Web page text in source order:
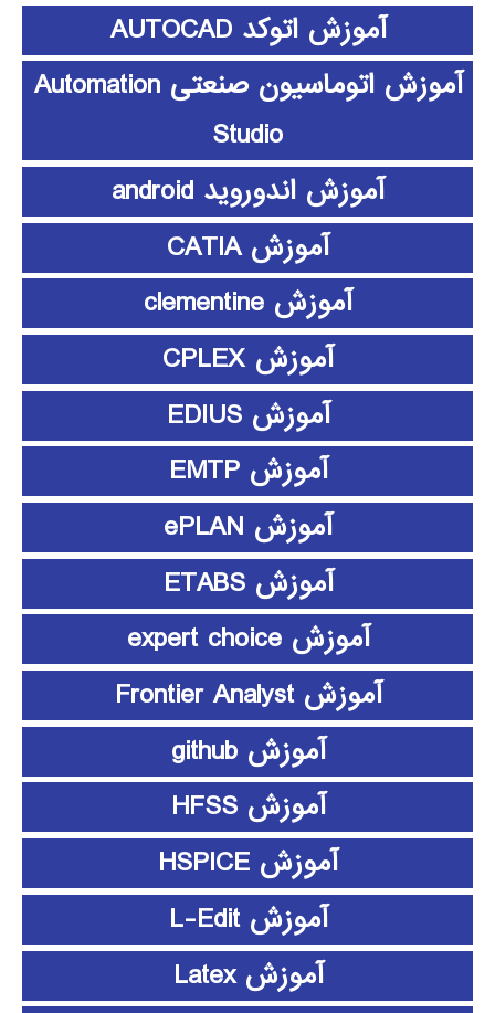
آموزش اتوکد AUTOCAD
آموزش اتوماسیون صنعتی Automation
Studio
آموزش اندوروید android
آموزش CATIA
آموزش clementine
آموزش CPLEX
آموزش EDIUS
آموزش EMTP
آموزش ePLAN
آموزش ETABS
آموزش expert choice
آموزش Frontier Analyst
آموزش github
آموزش HFSS
آموزش HSPICE
آموزش L-Edit
آموزش Latex